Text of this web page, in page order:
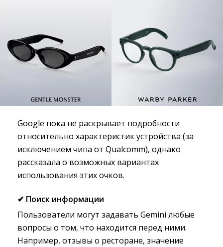
Google пока не раскрывает подробности
относительно характеристик устройства (за
исключением чипа от Qualcomm), однако
рассказала о возможных вариантах
использования этих очков.
✔ Поиск информации
Пользователи могут задавать Gemini любые
вопросы о том, что находится перед ними.
Например, отзывы о ресторане, значение